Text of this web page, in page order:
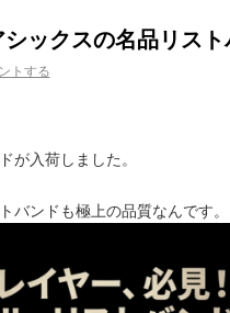
ックスの名品リスト
トする
が入荷しました。
バンドも極上の品質なんです。